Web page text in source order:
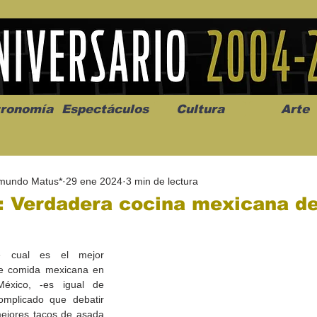
Espectáculos Cultura Arte
Verdadera cocina mexicana
Matus* 29 ene 2024 3 min de lectura
cual es el mejor
comida mexicana en
-es igual de
que debatir
tacos de asada
abre la
de alto impacto
Celebran el mes del amor
en la Casa de la Cultura
Progreso con micrófono
abierto